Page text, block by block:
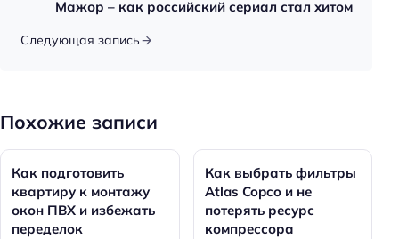
Мажор – как российский сериал стал хитом
Следующая запись
Похожие записи
Как подготовить
квартиру к монтажу
окон ПВХ и избежать
переделок
Как выбрать фильтры
Atlas Copco и не
потерять ресурс
компрессора